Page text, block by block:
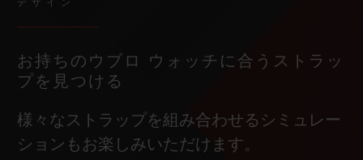
デザイン
お持ちのウブロ ウォッチに合うストラッ
プを見つける
様々なストラップを組み合わせるシミュレー
ションもお楽しみいただけます。